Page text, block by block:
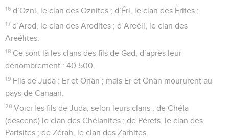
16 d’Ozni, le clan des Oznites ; d’Éri, le clan des Érites ;
17 d’Arod, le clan des Arodites ; d’Areéli, le clan des
Areélites.
18 Ce sont là les clans des fils de Gad, d’après leur
dénombrement : 40 500.
19 Fils de Juda : Er et Onân ; mais Er et Onân moururent au
pays de Canaan.
20 Voici les fils de Juda, selon leurs clans : de Chéla
(descend) le clan des Chélanites ; de Pérets, le clan des
Partsites ; de Zérah, le clan des Zarhites.